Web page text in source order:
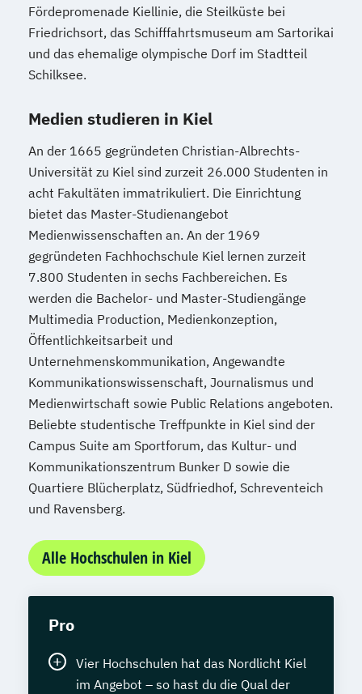
Fördepromenade Kiellinie, die Steilküste bei
Friedrichsort, das Schifffahrtsmuseum am Sartorikai
und das ehemalige olympische Dorf im Stadtteil
Schilksee.
Medien studieren in Kiel
An der 1665 gegründeten Christian-Albrechts-
Universität zu Kiel sind zurzeit 26.000 Studenten in
acht Fakultäten immatrikuliert. Die Einrichtung
bietet das Master-Studienangebot
Medienwissenschaften an. An der 1969
gegründeten Fachhochschule Kiel lernen zurzeit
7.800 Studenten in sechs Fachbereichen. Es
werden die Bachelor- und Master-Studiengänge
Multimedia Production, Medienkonzeption,
Öffentlichkeitsarbeit und
Unternehmenskommunikation, Angewandte
Kommunikationswissenschaft, Journalismus und
Medienwirtschaft sowie Public Relations angeboten.
Beliebte studentische Treffpunkte in Kiel sind der
Campus Suite am Sportforum, das Kultur- und
Kommunikationszentrum Bunker D sowie die
Quartiere Blücherplatz, Südfriedhof, Schreventeich
und Ravensberg.
Alle Hochschulen in Kiel
Pro
Vier Hochschulen hat das Nordlicht Kiel
im Angebot – so hast du die Qual der